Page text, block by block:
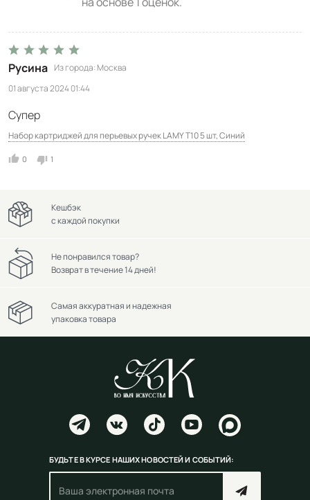
Русина Из города Москва
01 августа 2024 01:44
Супер
Набор картриджей для перьевых ручек LAMY T10 5 шт, Синий
0 1
Кешбэк
с каждой покупки
Не понравился товар?
Возврат в течение 14 дней!
Самая аккуратная и надежная
упаковка товара
БУДЬТЕ В КУРСЕ НАШИХ НОВОСТЕЙ И СОБЫТИЙ: